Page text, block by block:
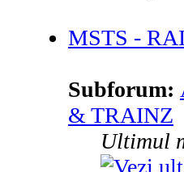
MSTS -
Subforum:
& TRAINZ
Ultimul